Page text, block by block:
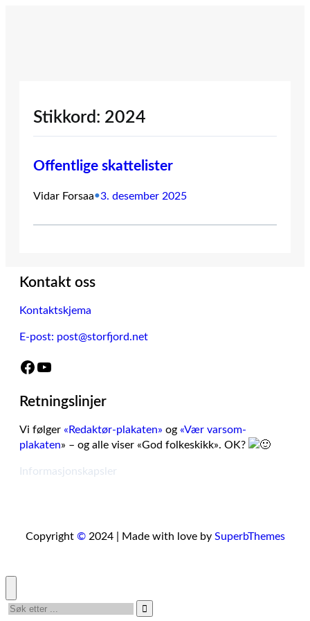
Stikkord: 2024
Offentlige skattelister
Vidar Forsaa•3. desember 2025
Kontakt oss
Kontaktskjema
E-post: post@storfjord.net
Facebook YouTube
Retningslinjer
Vi følger «Redaktør-plakaten» og «Vær varsom-
plakaten» – og alle viser «God folkeskikk». OK?
Informasjonskapsler
Copyright ©2024 | Made with love by SuperbThemes